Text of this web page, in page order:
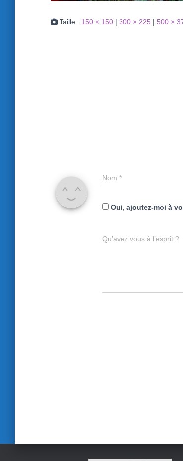
Taille : 150 × 150 | 300 × 225 | 500 ×
Nom *
Oui, ajoutez-moi à
Qu’avez vous à l’esprit ?